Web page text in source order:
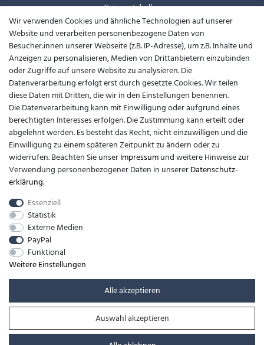
Grössentabellen
Retoure
Schuhweiten
Youtube
Widerrufsformular
Kontakt
support@barfusslaufen.com
+49 (0)8807-214983
Anrufe aus dem dt. Festnetz zum Ortstarif, Preise aus dem Mobilfunknetz
© Copyright 2026 | Alle Rechte vorbehalten. -
barfusslaufen.com | Realisationcolornativ /
Wir verwenden Cookies und ähnliche Technologien auf unserer
Website und verarbeiten personenbezogene Daten von
Besucher:innen unserer Webseite (z.B. IP-Adresse), um z.B. Inhalte und
Anzeigen zu personalisieren, Medien von Drittanbietern einzubinden
oder Zugriffe auf unsere Website zu analysieren. Die
Datenverarbeitung erfolgt erst durch gesetzte Cookies. Wir teilen
diese Daten mit Dritten, die wir in den Einstellungen benennen.
Die Datenverarbeitung kann mit Einwilligung oder aufgrund eines
berechtigten Interesses erfolgen. Die Zustimmung kann erteilt oder
abgelehnt werden. Es besteht das Recht, nicht einzuwilligen und die
Einwilligung zu einem späteren Zeitpunkt zu ändern oder zu
widerrufen. Beachten Sie unserImpressumund weitere Hinweise zur
Verwendung personenbezogener Daten in unsererDaten­schutz­
erklärung.
Essenziell
Statistik
Externe Medien
PayPal
Funktional
Weitere Einstellungen
Alle akzeptieren
Auswahl akzeptieren